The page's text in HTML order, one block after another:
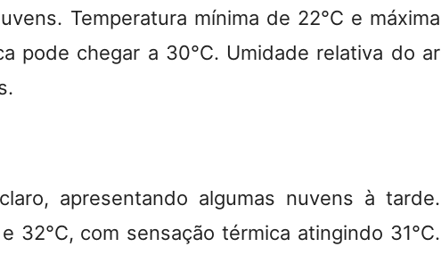
Temperatura mínima de 22°C e máxima
pode chegar a 30°C. Umidade relativa do ar
apresentando algumas nuvens à tarde.
32°C, com sensação térmica atingindo 31°C.